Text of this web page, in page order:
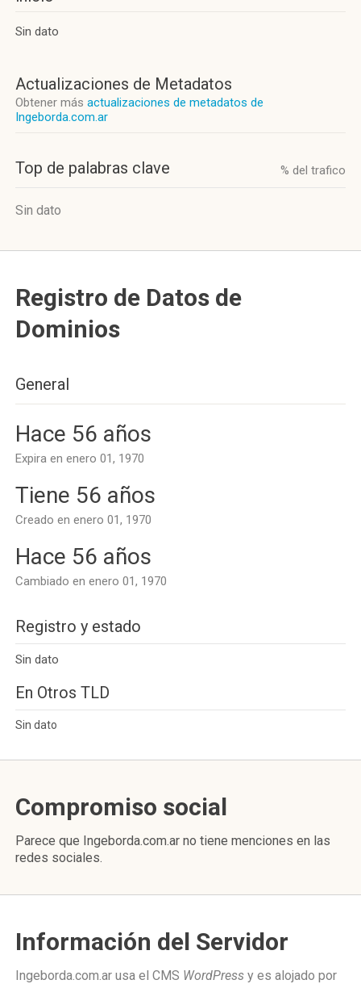
Sin dato
Actualizaciones de Metadatos
Obtener más actualizaciones de metadatos de
Ingeborda.com.ar
Top de palabras clave % del trafico
Sin dato
Registro de Datos de
Dominios
General
Hace 56 años
Expira en enero 01, 1970
Tiene 56 años
Creado en enero 01, 1970
Hace 56 años
Cambiado en enero 01, 1970
Registro y estado
Sin dato
En Otros TLD
Sin dato
Compromiso social
Parece que Ingeborda.com.ar no tiene menciones en las
redes sociales.
Información del Servidor
Ingeborda.com.ar usa el CMS WordPress y es alojado por